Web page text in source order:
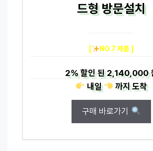
드형 방문설치
[ NO.7 제품 ]
2%할인 된2,140,000
내일
까지도착
구매 바로가기